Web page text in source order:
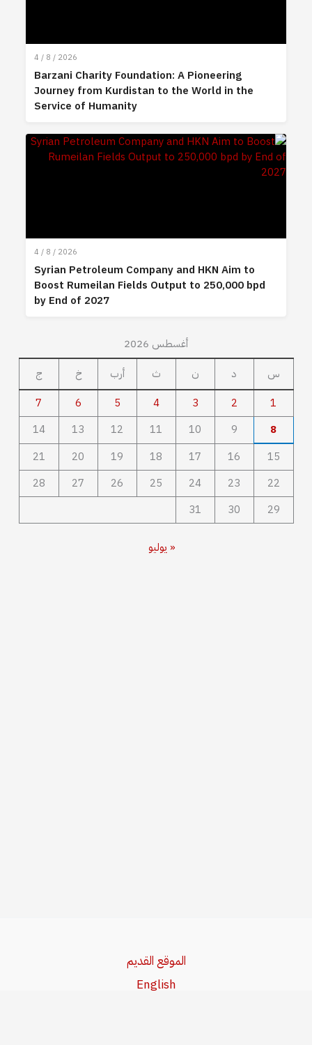
4 / 8 / 2026
Barzani Charity Foundation: A Pioneering
Journey from Kurdistan to the World in the
Service of Humanity
4 / 8 / 2026
Syrian Petroleum Company and HKN Aim to
Boost Rumeilan Fields Output to 250,000 bpd
by End of 2027
أغسطس 2026
س
د ن ث أرب خ
ج
1
2
3
4
5
6
7
8
9
10
11
12
13
14
15
16
17
18
19
20
21
22
23
24
25
26
27
28
29
30
31
« يوليو
الموقع القديم
English